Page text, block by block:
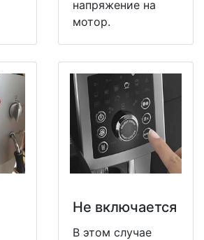
напряжение на
мотор.
Не включается
В этом случае